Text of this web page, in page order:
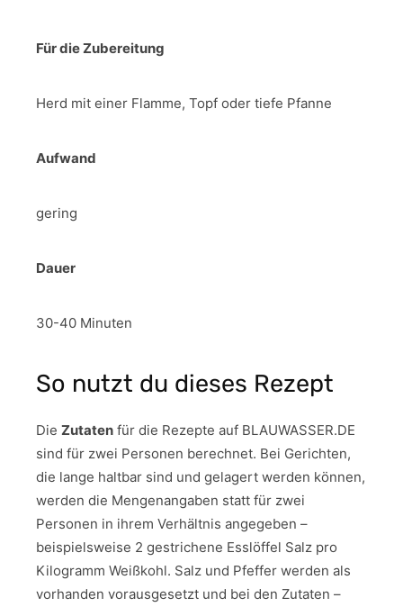
Für die Zubereitung
Herd mit einer Flamme, Topf oder tiefe Pfanne
Aufwand
gering
Dauer
30-40 Minuten
So nutzt du dieses Rezept
Die Zutaten für die Rezepte auf BLAUWASSER.DE
sind für zwei Personen berechnet. Bei Gerichten,
die lange haltbar sind und gelagert werden können,
werden die Mengenangaben statt für zwei
Personen in ihrem Verhältnis angegeben –
beispielsweise 2 gestrichene Esslöffel Salz pro
Kilogramm Weißkohl. Salz und Pfeffer werden als
vorhanden vorausgesetzt und bei den Zutaten –